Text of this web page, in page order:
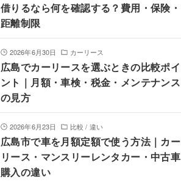
借りるなら何を確認する？費用・保険・
距離制限
2026年6月30日 カーリース
広島でカーリースを選ぶときの比較ポイ
ント｜月額・車検・税金・メンテナンス
の見方
2026年6月23日 比較 / 違い
広島市で車を月額定額で使う方法｜カー
リース・マンスリーレンタカー・中古車
購入の違い